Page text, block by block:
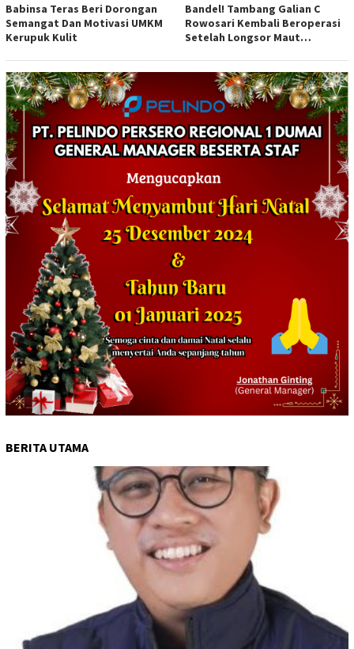
Babinsa Teras Beri Dorongan
Semangat Dan Motivasi UMKM
Kerupuk Kulit
Bandel! Tambang Galian C
Rowosari Kembali Beroperasi
Setelah Longsor Maut
BERITA UTAMA